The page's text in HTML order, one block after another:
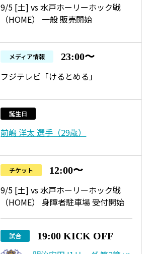
9/5 [土] vs 水戸ホーリーホック戦
（HOME） 一般 販売開始
メディア情報 23:00〜
フジテレビ「けるとめる」
誕生日
前嶋 洋太 選手（29歳）
チケット 12:00〜
9/5 [土] vs 水戸ホーリーホック戦
（HOME） 身障者駐車場 受付開始
試合 19:00 KICK OFF